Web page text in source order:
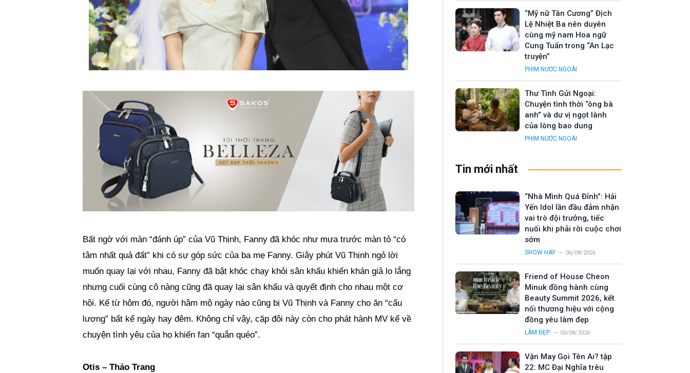
Bất ngờ với màn “đánh úp” của Vũ Thịnh, Fanny đã khóc như mưa trước màn tỏ “có
tâm nhất quả đất” khi có sự góp sức của ba mẹ Fanny. Giây phút Vũ Thịnh ngỏ lời
muốn quay lại với nhau, Fanny đã bật khóc chạy khỏi sân khấu khiến khán giả lo lắng
nhưng cuối cùng cô nàng cũng đã quay lại sân khấu và quyết định cho nhau một cơ
hội. Kể từ hôm đó, người hâm mộ ngày nào cũng bị Vũ Thịnh và Fanny cho ăn “cẩu
lương” bất kể ngày hay đêm. Không chỉ vậy, cặp đôi này còn cho phát hành MV kể về
chuyện tình yêu của họ khiến fan “quắn quéo”.
Otis – Thảo Trang
“Mỹ nữ Tân Cương” Địch
Lệ Nhiệt Ba nên duyên
cùng mỹ nam Hoa ngữ
Cung Tuấn trong “An Lạc
truyện”
PHIM NƯỚC NGOÀI
Thư Tình Gửi Ngoại:
Chuyện tình thời “ông bà
anh” và dư vị ngọt lành
của lòng bao dung
PHIM NƯỚC NGOÀI
Tin mới nhất
“Nhà Mình Quá Đỉnh”: Hải
Yến Idol lần đầu đảm nhận
vai trò đội trưởng, tiếc
nuối khi phải rời cuộc chơi
sớm
SHOW HAY 06/08/2026
Friend of House Cheon
Minuk đồng hành cùng
Beauty Summit 2026, kết
nối thương hiệu với cộng
đồng yêu làm đẹp
LÀM ĐẸP 05/08/2026
Vận May Gọi Tên Ai? tập
22: MC Đại Nghĩa trêu